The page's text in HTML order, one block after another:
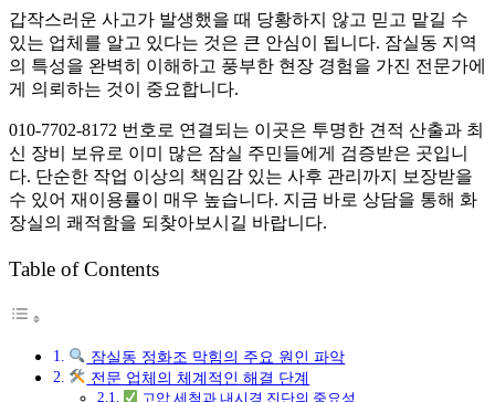
갑작스러운 사고가 발생했을 때 당황하지 않고 믿고 맡길 수
있는 업체를 알고 있다는 것은 큰 안심이 됩니다. 잠실동 지역
의 특성을 완벽히 이해하고 풍부한 현장 경험을 가진 전문가에
게 의뢰하는 것이 중요합니다.
010-7702-8172 번호로 연결되는 이곳은 투명한 견적 산출과 최
신 장비 보유로 이미 많은 잠실 주민들에게 검증받은 곳입니
다. 단순한 작업 이상의 책임감 있는 사후 관리까지 보장받을
수 있어 재이용률이 매우 높습니다. 지금 바로 상담을 통해 화
장실의 쾌적함을 되찾아보시길 바랍니다.
Table of Contents
잠실동 정화조 막힘의 주요 원인 파악
전문 업체의 체계적인 해결 단계
고압 세척과 내시경 진단의 중요성